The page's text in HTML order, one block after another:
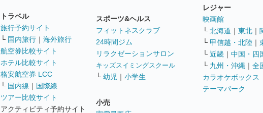
トラベル
旅行予約サイト
└ 国内旅行 ｜ 海外旅行
航空券比較サイト
ホテル比較サイト
格安航空券 LCC
└ 国内線 ｜ 国際線
ツアー比較サイト
アクティビティ予約サイト
スポーツ&ヘルス
フィットネスクラブ
24時間ジム
リラクゼーションサロン
キッズスイミングスクール
└ 幼児 ｜ 小学生
小売
レジャー
映画館
└ 北海道 ｜ 東北 ｜
└ 甲信越・北陸 ｜
└ 近畿 ｜ 中国・四
└ 九州・沖縄 ｜ 全
カラオケボックス
テーマパーク